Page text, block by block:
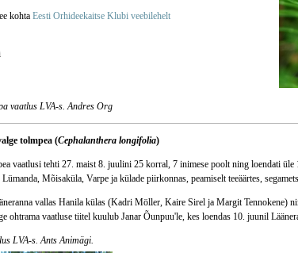
kohtaEesti Orhideekaitse Klubi veebilehelt
vaatlus LVA-s. Andres Org
tolmpea (Cephalanthera longifolia)
vaatlusi tehti 27. maist 8. juulini 25 korral, 7 inimese poolt ning loendati
Mõisaküla, Varpe ja külade piirkonnas, peamiselt teeäärtes,
vallas Hanila külas (Kadri Möller, Kaire Sirel ja Margit Tennokene)
ohtrama vaatluse tiitel kuulub Janar Õunpuu'le, kes loendas 10. juunil
LVA-s. Ants Animägi.